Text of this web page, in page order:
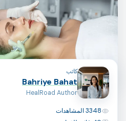
المساهمون في الصفحة
كاتب
Bahriye Bahat
HealRoad Author
المشاهدات
3348 المشاهدات